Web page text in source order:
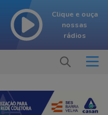
Clique e ouça
nossas
rádios